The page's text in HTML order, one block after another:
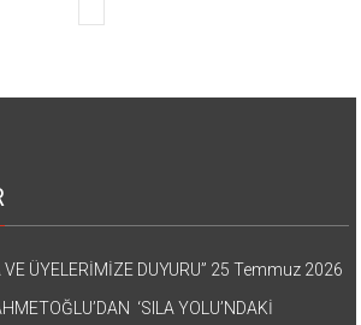
ÜYELERİMİZE DUYURU” 25 Temmuz 2026
‘SILA YOLU’NDAKİ